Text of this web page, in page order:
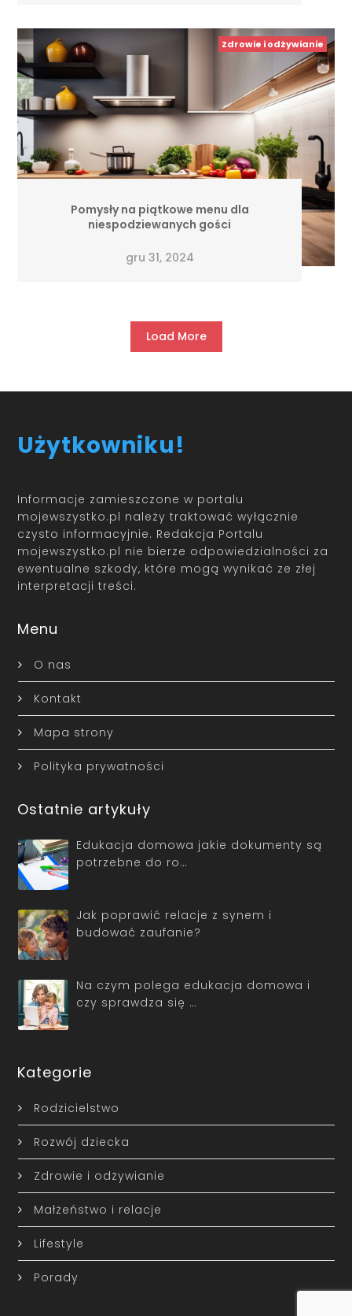
Zdrowie i odżywianie
Pomysły na piątkowe menu dla
niespodziewanych gości
gru 31, 2024
Load More
Użytkowniku!
Informacje zamieszczone w portalu
mojewszystko.pl należy traktować wyłącznie
czysto informacyjnie. Redakcja Portalu
mojewszystko.pl nie bierze odpowiedzialności za
ewentualne szkody, które mogą wynikać ze złej
interpretacji treści.
Menu
O nas
Kontakt
Mapa strony
Polityka prywatności
Ostatnie artykuły
Edukacja domowa jakie dokumenty są
potrzebne do ro…
Jak poprawić relacje z synem i
budować zaufanie?
Na czym polega edukacja domowa i
czy sprawdza się …
Kategorie
Rodzicielstwo
Rozwój dziecka
Zdrowie i odżywianie
Małżeństwo i relacje
Lifestyle
Porady